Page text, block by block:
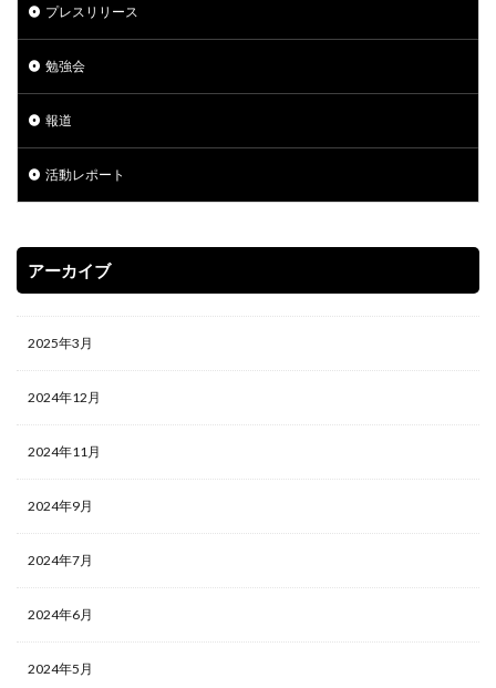
プレスリリース
勉強会
報道
活動レポート
アーカイブ
2025年3月
2024年12月
2024年11月
2024年9月
2024年7月
2024年6月
2024年5月